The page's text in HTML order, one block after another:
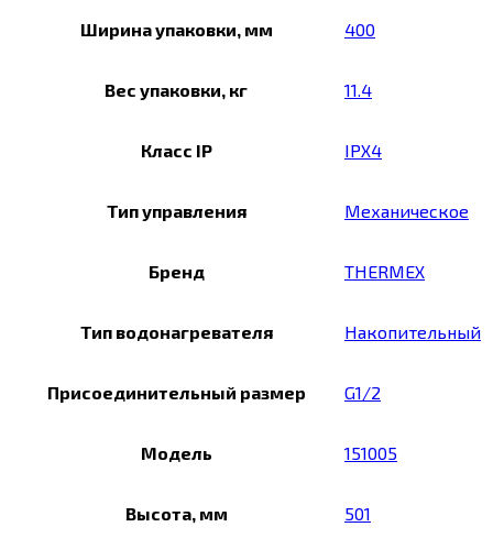
Ширина упаковки, мм 400
Вес упаковки, кг 11.4
Класс IP IPX4
Тип управления Механическое
Бренд THERMEX
Тип водонагревателя Накопительный
Присоединительный размер G1/2
Модель 151005
Высота, мм 501